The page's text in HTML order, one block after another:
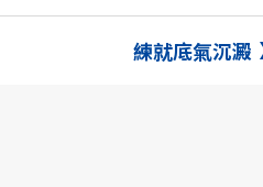
練就底氣沉澱